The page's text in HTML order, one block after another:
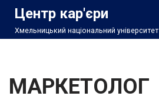
Перейти
Центр кар'єри
Хмельницький національний університет
МАРКЕТОЛОГ